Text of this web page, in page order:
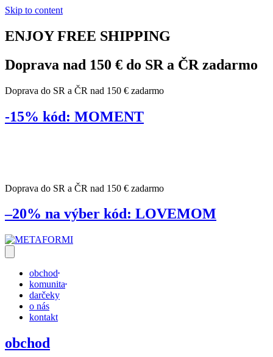
Skip to content
ENJOY FREE SHIPPING
Doprava nad 150 € do SR a ČR zadarmo
Doprava do SR a ČR nad 150 € zadarmo
-15% kód: MOMENT
Doprava do SR a ČR nad 150 € zadarmo
–20% na výber kód: LOVEMOM
obchod
komunita
darčeky
o nás
kontakt
obchod